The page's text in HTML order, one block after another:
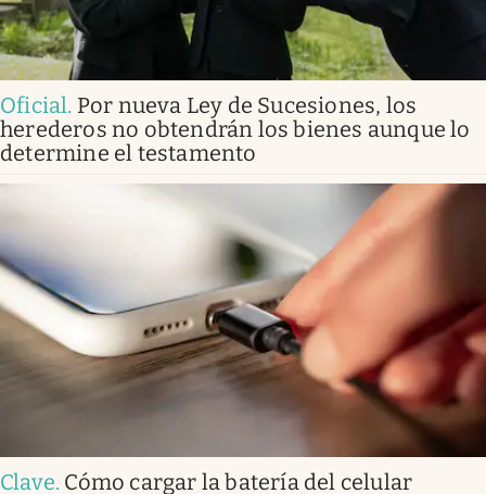
Oficial. Por nueva Ley de Sucesiones, los
herederos no obtendrán los bienes aunque lo
determine el testamento
Clave. Cómo cargar la batería del celular